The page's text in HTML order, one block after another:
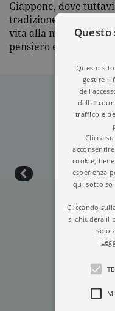
Giappone, dove
tradizione nipponica.
vita alla missione di
pensiero e di vita
occidentalizzazione
l’arte giapponese e
Stati Uniti, dove fu
divenne consulente
Boston. Ha scritto
Il libro del tè
scritto
IL
Questo
gestire il
traffico e
Clicca su
cookie,
esperienza
qui sotto
Cliccando
si chiuderà il
solo